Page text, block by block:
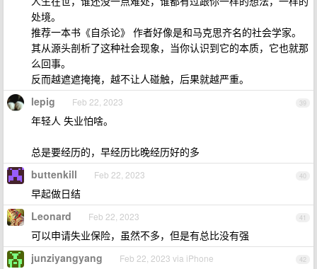
处境。
推荐一本书《自杀论》 作者好像是和马克思齐名的社会学家。
其从源头剖析了这种社会现象，当你认识到它的本质，它也就那
么回事。
反而越遮遮掩掩，越不让人碰触，后果就越严重。
39
lepig Feb 22, 2023
年轻人 失业怕啥。
总是要经历的，早经历比晚经历好的多
40
buttenkill Feb 22, 2023
早起做日结
41
Leonard Feb 22, 2023
可以申请失业保险，虽然不多，但是有总比没有强
42
junziyangyang Feb 22, 2023 via iPhone